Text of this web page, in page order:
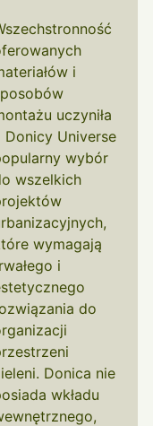
i
uczyniła
Donicy Universe
wybór
wszelkich
wymagają
i
do
Donica nie
wkładu